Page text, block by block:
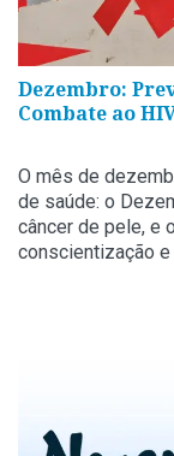
Dezembro:
Combate ao
O mês de
de saúde: o
câncer de pele, e
conscientização